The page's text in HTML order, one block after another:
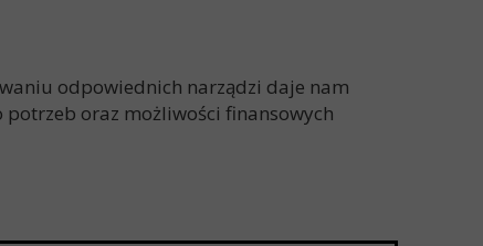
odpowiednich narządzi daje nam
oraz możliwości finansowych